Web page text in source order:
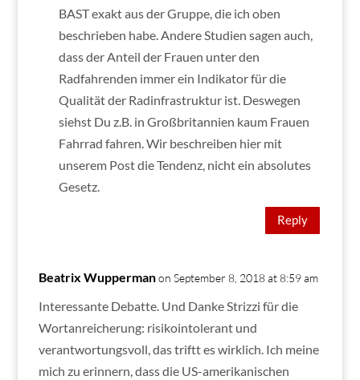
BAST exakt aus der Gruppe, die ich oben
beschrieben habe. Andere Studien sagen auch,
dass der Anteil der Frauen unter den
Radfahrenden immer ein Indikator für die
Qualität der Radinfrastruktur ist. Deswegen
siehst Du z.B. in Großbritannien kaum Frauen
Fahrrad fahren. Wir beschreiben hier mit
unserem Post die Tendenz, nicht ein absolutes
Gesetz.
Reply
Beatrix Wupperman on September 8, 2018 at 8:59 am
Interessante Debatte. Und Danke Strizzi für die
Wortanreicherung: risikointolerant und
verantwortungsvoll, das triftt es wirklich. Ich meine
mich zu erinnern, dass die US-amerikanischen